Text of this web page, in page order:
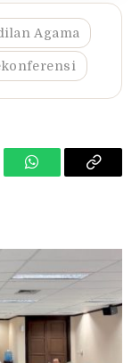
Agama
WhatsAppCopy